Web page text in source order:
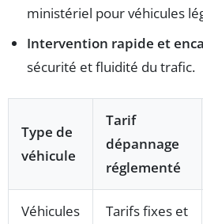
ministériel pour véhicules
Intervention rapide et
sécurité et fluidité du trafic.
Type de
véhicule
Tarif
dépannage
réglementé
Véhicules
Tarifs fixes et